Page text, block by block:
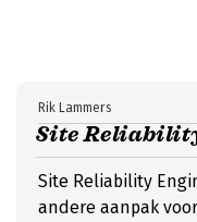
Site
Rik Lammers
Site Reliability
andere aanpak